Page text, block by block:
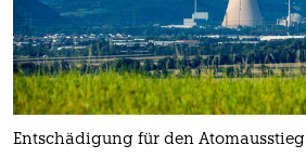
Entschädigung für den Atomausstieg